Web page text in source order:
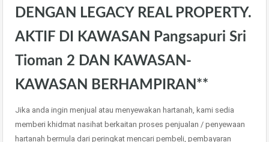
DENGAN LEGACY REAL PROPERTY.
AKTIF DI KAWASAN Pangsapuri Sri
Tioman 2 DAN KAWASAN-
KAWASAN BERHAMPIRAN**
Jika anda ingin menjual atau menyewakan hartanah, kami sedia
memberi khidmat nasihat berkaitan proses penjualan / penyewaan
hartanah bermula dari peringkat mencari pembeli, pembayaran